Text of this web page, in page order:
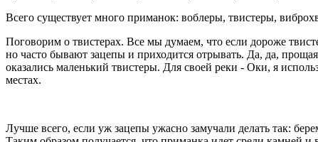
Всего существует много приманок: воблеры, твистеры,
Поговорим о твистерах. Все мы думаем, что если дороже
но часто бывают зацепы и приходится отрывать. Да, да,
оказались маленький твистеры. Для своей реки - Оки, я
местах.
Лучше всего, если уж зацепы ужасно замучали делать так: